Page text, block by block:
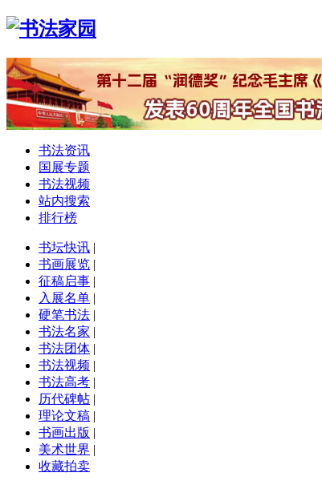
书法资讯
国展专题
书法视频
站内搜索
排行榜
书坛快讯 |
书画展览 |
征稿启事 |
入展名单 |
硬笔书法 |
书法名家 |
书法团体 |
书法视频 |
书法高考 |
历代碑帖 |
理论文稿 |
书画出版 |
美术世界 |
收藏拍卖